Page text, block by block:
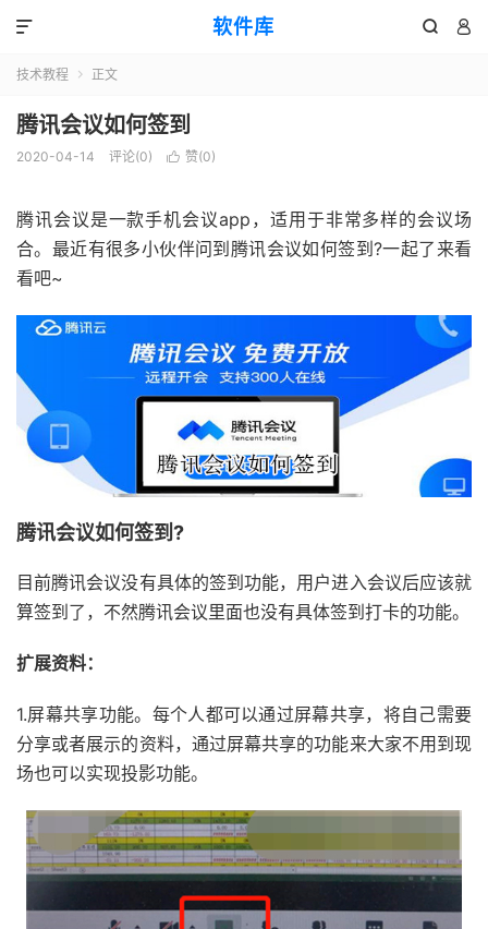
软件库  

技术教程  正文
腾讯会议如何签到
2020-04-14 评论(0)  赞(0)
腾讯会议是一款手机会议app，适用于非常多样的会议场
合。最近有很多小伙伴问到腾讯会议如何签到?一起了来看
看吧~
腾讯会议如何签到?
目前腾讯会议没有具体的签到功能，用户进入会议后应该就
算签到了，不然腾讯会议里面也没有具体签到打卡的功能。
扩展资料：
1.屏幕共享功能。每个人都可以通过屏幕共享，将自己需要
分享或者展示的资料，通过屏幕共享的功能来大家不用到现
场也可以实现投影功能。